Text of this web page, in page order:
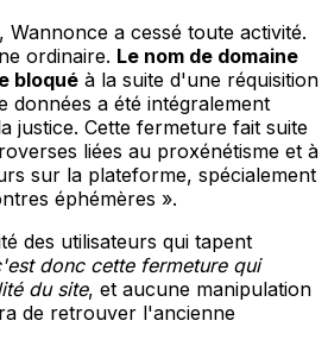
Wannonce a cessé toute activité.
ordinaire. Le nom de domaine
bloqué à la suite d'une réquisition
données a été intégralement
justice. Cette fermeture fait suite
liées au proxénétisme et à
sur la plateforme, spécialement
éphémères ».
des utilisateurs qui tapent
donc cette fermeture qui
du site, et aucune manipulation
de retrouver l'ancienne